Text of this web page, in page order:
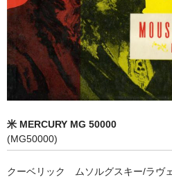
オペラ
歌曲
古楽曲
CD&BOOK
PICK UP
米 MERCURY MG 50000
(MG50000)
クーベリック ムソルグスキー/ラヴ